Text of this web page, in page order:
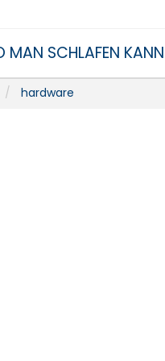
MAN SCHLAFEN KANN
hardware